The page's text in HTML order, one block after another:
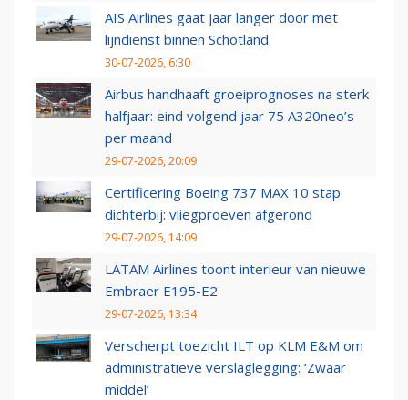
AIS Airlines gaat jaar langer door met
lijndienst binnen Schotland
30-07-2026, 6:30
Airbus handhaaft groeiprognoses na sterk
halfjaar: eind volgend jaar 75 A320neo’s
per maand
29-07-2026, 20:09
Certificering Boeing 737 MAX 10 stap
dichterbij: vliegproeven afgerond
29-07-2026, 14:09
LATAM Airlines toont interieur van nieuwe
Embraer E195-E2
29-07-2026, 13:34
Verscherpt toezicht ILT op KLM E&M om
administratieve verslaglegging: ‘Zwaar
middel’